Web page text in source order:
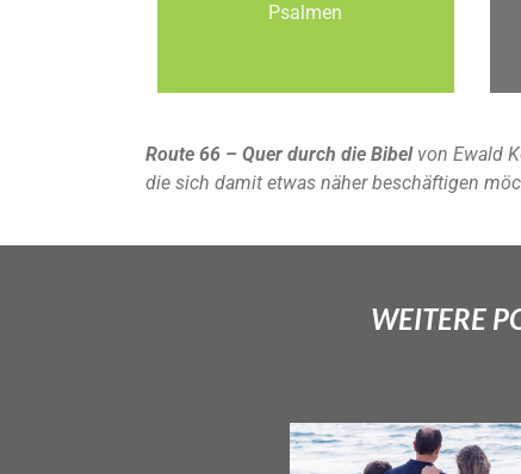
Psalmen
Route 66 – Quer durch die Bibel von Ewald
die sich damit etwas näher beschäftigen
WEITERE